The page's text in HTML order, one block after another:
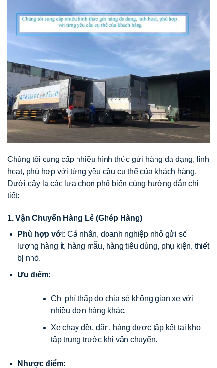
Chúng tôi cung cấp nhiều hình thức gửi hàng đa dạng, linh
hoạt, phù hợp với từng yêu cầu cụ thể của khách hàng.
Dưới đây là các lựa chọn phổ biến cùng hướng dẫn chi
tiết:
1. Vận Chuyển Hàng Lẻ (Ghép Hàng)
Phù hợp với: Cá nhân, doanh nghiệp nhỏ gửi số
lượng hàng ít, hàng mẫu, hàng tiêu dùng, phụ kiện, thiết
bị nhỏ.
Ưu điểm:
Chi phí thấp do chia sẻ không gian xe với
nhiều đơn hàng khác.
Xe chạy đều đặn, hàng được tập kết tại kho
tập trung trước khi vận chuyển.
Nhược điểm: